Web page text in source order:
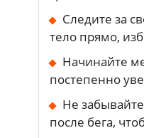
Следите за
тело прямо,
Начинайте
постепенно
Не
после бега,